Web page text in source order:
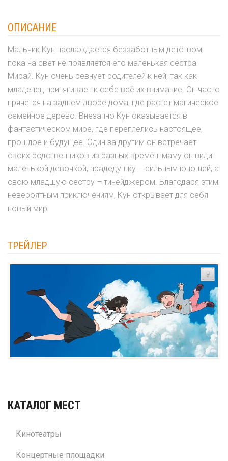
ОПИСАНИЕ
Мальчик Кун наслаждается беззаботным детством,
пока на свет не появляется его маленькая сестра
Мирай. Кун очень ревнует родителей к ней, так как
младенец притягивает к себе всё их внимание. Он часто
прячется на заднем дворе дома, где растет магическое
семейное дерево. Внезапно Кун оказывается в
фантастическом мире, где переплелись настоящее,
прошлое и будущее. Один за другим он встречает
своих родственников из разных времён: маму он видит
маленькой девочкой, прадедушку – сильным юношей, а
свою младшую сестру – тинейджером. Благодаря этим
невероятным приключениям, Кун открывает для себя
новый мир.
ТРЕЙЛЕР
КАТАЛОГ МЕСТ
Кинотеатры
Концертные площадки